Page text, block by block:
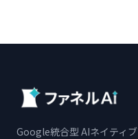
Google統合型 AIネイティブ